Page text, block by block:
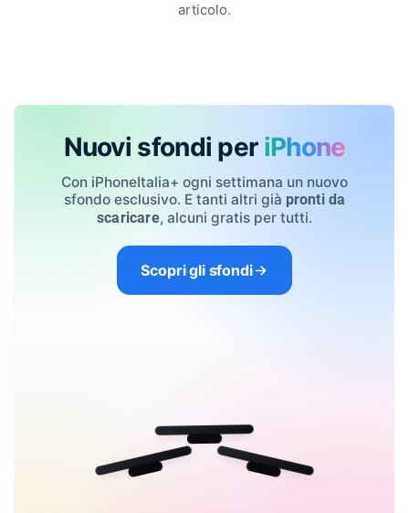
articolo.
Nuovi sfondi per iPhone
Con iPhoneItalia+ ogni settimana un nuovo
sfondo esclusivo. E tanti altri già pronti da
scaricare, alcuni gratis per tutti.
Scopri gli sfondi